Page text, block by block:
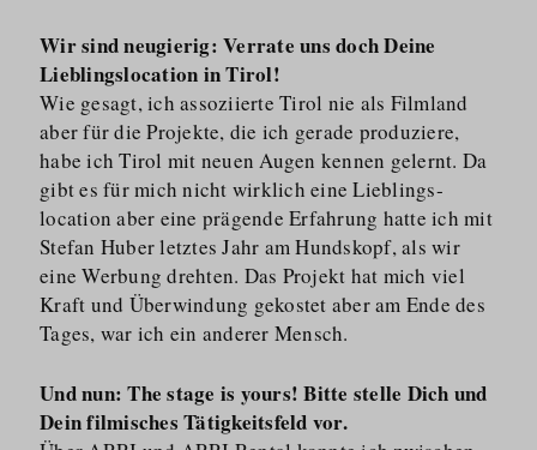
Wir sind neugierig: Verrate uns doch Deine
Lieblingslocation in Tirol!
Wie gesagt, ich assoziierte Tirol nie als Filmland
aber für die Projekte, die ich gerade produziere,
habe ich Tirol mit neuen Augen kennen gelernt. Da
gibt es für mich nicht wirklich eine Lieblings­
location aber eine prägende Erfahrung hatte ich mit
Stefan Huber letztes Jahr am Hundskopf, als wir
eine Werbung drehten. Das Projekt hat mich viel
Kraft und Überwindung gekostet aber am Ende des
Tages, war ich ein anderer Mensch.
Und nun: The stage is yours! Bitte stelle Dich und
Dein filmisches Tätigkeitsfeld vor.